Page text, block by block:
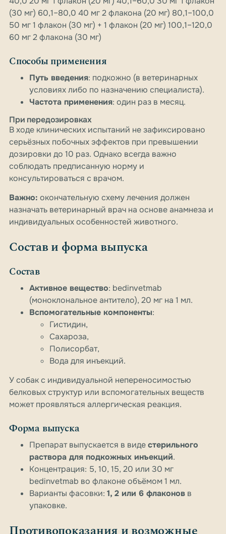
(30 мг) 60,1–80,0 40 мг 2 флакона (20 мг) 80,1–100,0
50 мг 1 флакон (30 мг) + 1 флакон (20 мг) 100,1–120,0
60 мг 2 флакона (30 мг)
Способы применения
Путь введения: подкожно (в ветеринарных
условиях либо по назначению специалиста).
Частота применения: один раз в месяц.
При передозировках
В ходе клинических испытаний не зафиксировано
серьёзных побочных эффектов при превышении
дозировки до 10 раз. Однако всегда важно
соблюдать предписанную норму и
консультироваться с врачом.
Важно: окончательную схему лечения должен
назначать ветеринарный врач на основе анамнеза и
индивидуальных особенностей животного.
Состав и форма выпуска
Состав
Активное вещество: bedinvetmab
(моноклональное антитело), 20 мг на 1 мл.
Вспомогательные компоненты:
Гистидин,
Сахароза,
Полисорбат,
Вода для инъекций.
У собак с индивидуальной непереносимостью
белковых структур или вспомогательных веществ
может проявляться аллергическая реакция.
Форма выпуска
Препарат выпускается в видестерильного
раствора для подкожных инъекций.
Концентрация: 5, 10, 15, 20 или 30 мг
bedinvetmab во флаконе объёмом 1 мл.
Варианты фасовки: 1, 2 или 6 флаконов в
упаковке.